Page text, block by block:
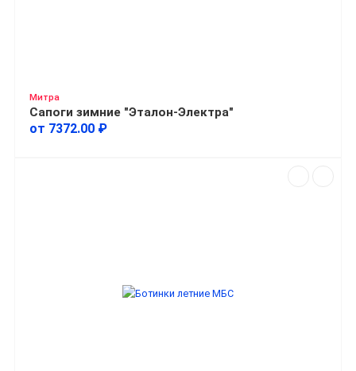
Митра
Сапоги зимние "Эталон-Электра"
от 7372.00 ₽